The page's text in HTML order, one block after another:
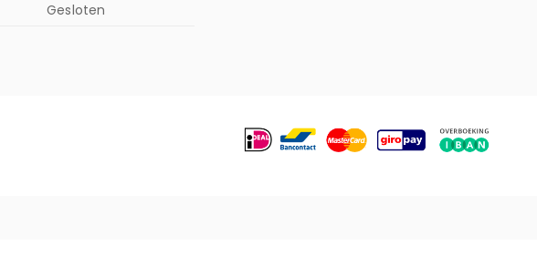
Gesloten